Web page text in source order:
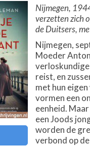
Nijmegen,
verzetten zich
de Duitsers,
Nijmegen,
Moeder
reist, en
met hun
vormen een
eenheid.
een Joods
worden de
verbond op